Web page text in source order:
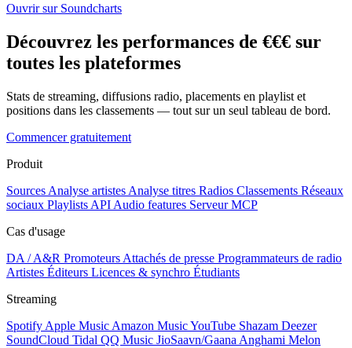
Ouvrir sur Soundcharts
Découvrez les performances de €€€ sur
toutes les plateformes
Stats de streaming, diffusions radio, placements en playlist et
positions dans les classements — tout sur un seul tableau de bord.
Commencer gratuitement
Produit
Sources Analyse artistes Analyse titres Radios Classements Réseaux
sociaux Playlists API Audio features Serveur MCP
Cas d'usage
DA / A&R Promoteurs Attachés de presse Programmateurs de radio
Artistes Éditeurs Licences & synchro Étudiants
Streaming
Spotify Apple Music Amazon MusicYouTube Shazam Deezer
SoundCloud Tidal QQ Music JioSaavn/Gaana Anghami Melon